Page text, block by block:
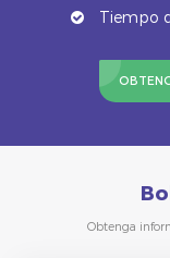
Tiempo
Obtenga